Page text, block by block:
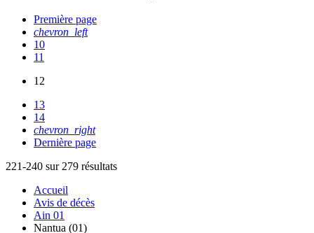
Première page
chevron_left
10
11
12
13
14
chevron_right
Dernière page
221-240 sur 279 résultats
Accueil
Avis de décès
Ain 01
Nantua (01)